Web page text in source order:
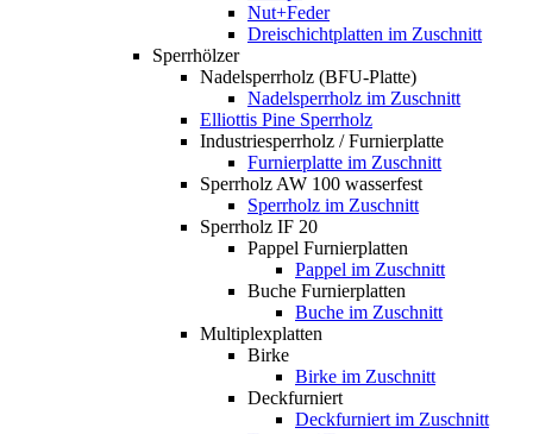
Nut+Feder
Dreischichtplatten im Zuschnitt
Sperrhölzer
Nadelsperrholz (BFU-Platte)
Nadelsperrholz im Zuschnitt
Elliottis Pine Sperrholz
Industriesperrholz / Furnierplatte
Furnierplatte im Zuschnitt
Sperrholz AW 100 wasserfest
Sperrholz im Zuschnitt
Sperrholz IF 20
Pappel Furnierplatten
Pappel im Zuschnitt
Buche Furnierplatten
Buche im Zuschnitt
Multiplexplatten
Birke
Birke im Zuschnitt
Deckfurniert
Deckfurniert im Zuschnitt